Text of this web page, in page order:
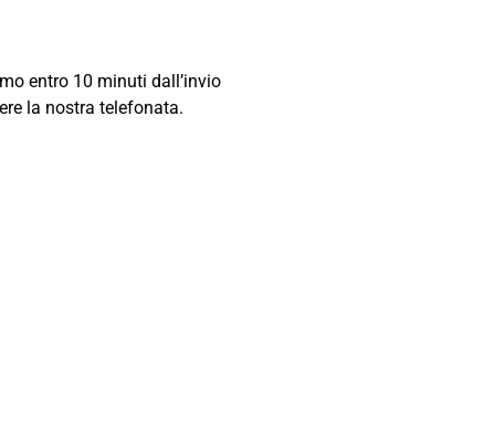
entro 10 minuti dall’invio
la nostra telefonata.